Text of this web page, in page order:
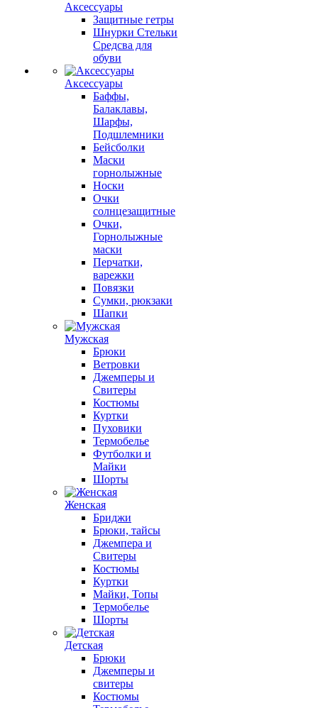
Аксессуары
Защитные гетры
Шнурки Стельки
Средсва для
обуви
Аксессуары
Баффы,
Балаклавы,
Шарфы,
Подшлемники
Бейсболки
Маски
горнолыжные
Носки
Очки
солнцезащитные
Очки,
Горнолыжные
маски
Перчатки,
варежки
Повязки
Сумки, рюкзаки
Шапки
Мужская
Брюки
Ветровки
Джемперы и
Свитеры
Костюмы
Куртки
Пуховики
Термобелье
Футболки и
Майки
Шорты
Женская
Бриджи
Брюки, тайсы
Джемпера и
Свитеры
Костюмы
Куртки
Майки, Топы
Термобелье
Шорты
Детская
Брюки
Джемперы и
свитеры
Костюмы